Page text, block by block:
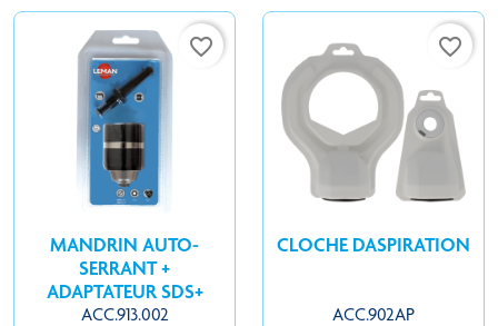
favorite_border
MANDRIN AUTO-
SERRANT +
ADAPTATEUR SDS+
ACC.913.002
favorite_border
CLOCHE DASPIRATION
ACC.902AP